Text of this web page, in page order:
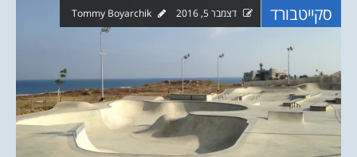
סקייטבורד דצמבר 5, 2016 Tommy Boyarchik